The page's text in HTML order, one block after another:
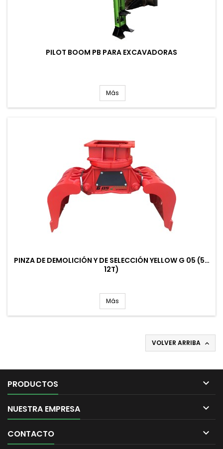
PILOT BOOM PB PARA EXCAVADORAS
Más
PINZA DE DEMOLICIÓN Y DE SELECCIÓN YELLOW G 05 (5…
12T)
Más
VOLVER ARRIBA 
PRODUCTOS 
NUESTRA EMPRESA 
CONTACTO 